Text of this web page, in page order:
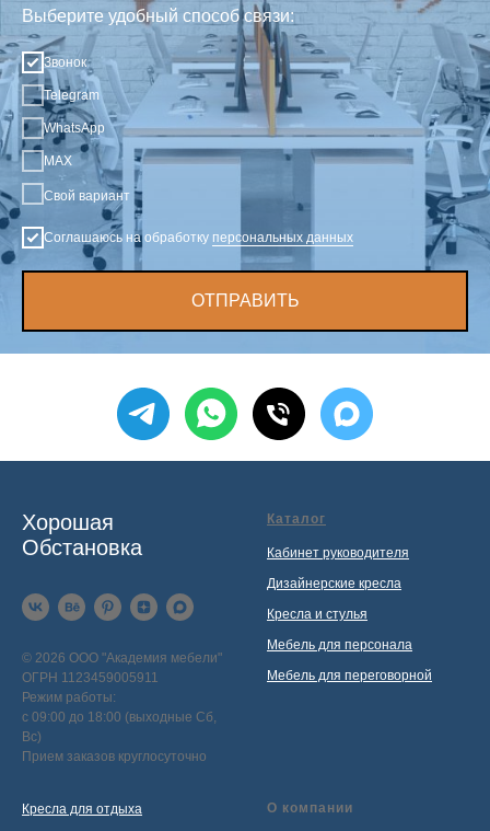
Выберите удобный способ связи:
Звонок
Telegram
WhatsApp
MAX
Свой вариант
Соглашаюсь на обработку персональных данных
ОТПРАВИТЬ
Хорошая
Обстановка
© 2026 ООО "Академия мебели"
ОГРН 1123459005911
Режим работы:
с 09:00 до 18:00 (выходные Сб,
Вс)
Прием заказов круглосуточно
Каталог
Кабинет руководителя
Дизайнерские кресла
Кресла и стулья
Мебель для персонала
Мебель для переговорной
Кресла для отдыха О компании